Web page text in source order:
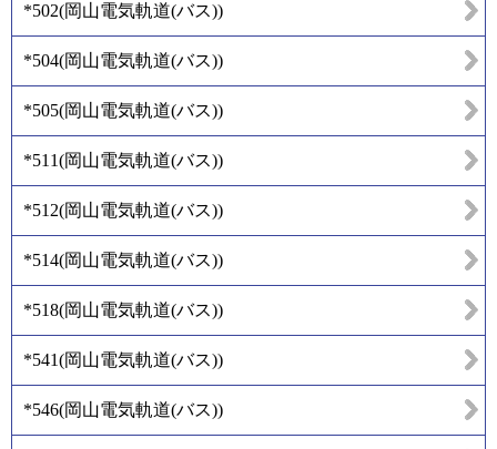
*502(岡山電気軌道(バス))
*504(岡山電気軌道(バス))
*505(岡山電気軌道(バス))
*511(岡山電気軌道(バス))
*512(岡山電気軌道(バス))
*514(岡山電気軌道(バス))
*518(岡山電気軌道(バス))
*541(岡山電気軌道(バス))
*546(岡山電気軌道(バス))